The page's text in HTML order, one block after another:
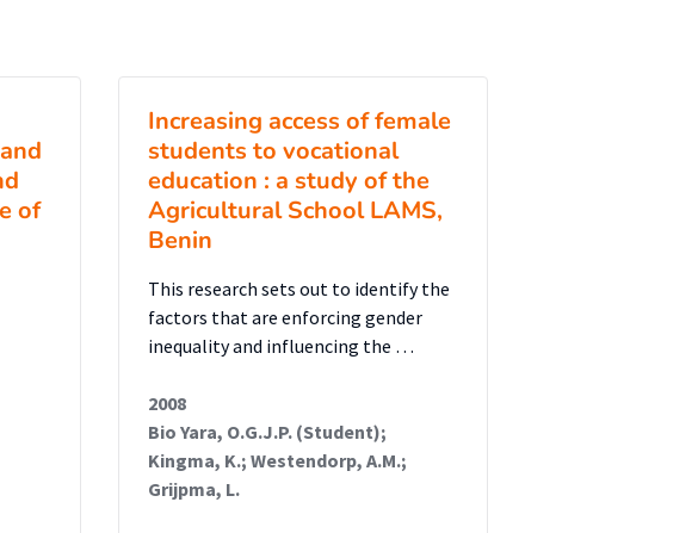
of
Increasing access of female
students to vocational
education : a study of the
Agricultural School LAMS,
Benin
This research sets out to identify the
factors that are enforcing gender
inequality and influencing the …
2008
Bio Yara, O.G.J.P. (Student);
Kingma, K.; Westendorp, A.M.;
Grijpma, L.